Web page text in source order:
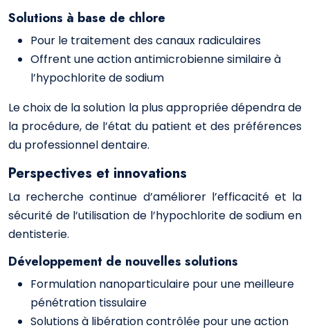
Solutions à base de chlore
Pour le traitement des canaux radiculaires
Offrent une action antimicrobienne similaire à
l’hypochlorite de sodium
Le choix de la solution la plus appropriée dépendra de
la procédure, de l’état du patient et des préférences
du professionnel dentaire.
Perspectives et innovations
La recherche continue d’améliorer l’efficacité et la
sécurité de l’utilisation de l’hypochlorite de sodium en
dentisterie.
Développement de nouvelles solutions
Formulation nanoparticulaire pour une meilleure
pénétration tissulaire
Solutions à libération contrôlée pour une action